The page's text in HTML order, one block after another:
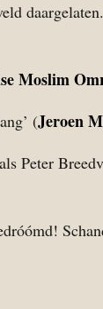
Moslim
(Jeroen
Peter